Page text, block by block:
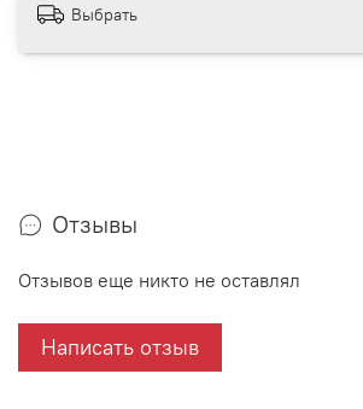
Выбрать
Отзывы
Отзывов еще никто не оставлял
Написать отзыв